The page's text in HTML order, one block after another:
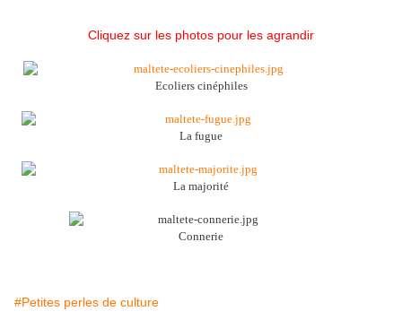
Cliquez sur les photos pour les agrandir
Ecoliers cinéphiles
La fugue
La majorité
Connerie
#Petites perles de culture